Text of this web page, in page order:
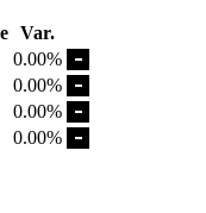
Var.
0.00%
0.00%
0.00%
0.00%